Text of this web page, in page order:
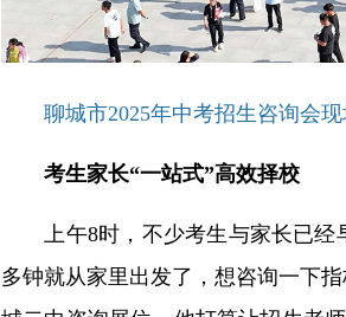
聊城市2025年中考招生咨询会
考生家长“一站式”高效择校
上午8时，不少考生与家长已经
多钟就从家里出发了，想咨询一下